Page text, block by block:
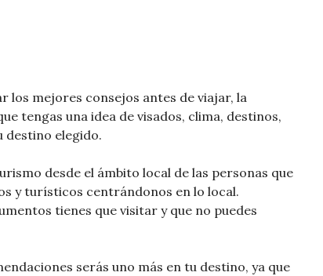
los mejores consejos antes de viajar, la
tengas una idea de visados, clima, destinos,
elegido.
desde el ámbito local de las personas que
y turísticos centrándonos en lo local.
tienes que visitar y que no puedes
serás uno más en tu destino, ya que